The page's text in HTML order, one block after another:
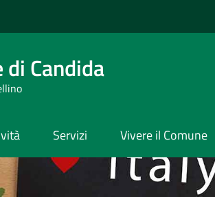
di Candida
Servizi Vivere il Comune